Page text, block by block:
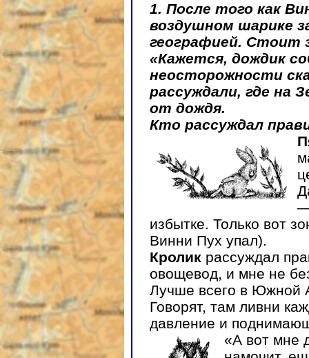
1. После того как
воздушном шарике
географией. Стоит
«Кажется, дождик
неосторожности
рассуждали, где на
от дождя.
Кто рассуждал
—
избытке. Только вот
Винни Пух упал).
Кролик рассуждал
овощевод, и мне не
Лучше всего в Южной
Говорят, там ливни
давление и
«А вот мне